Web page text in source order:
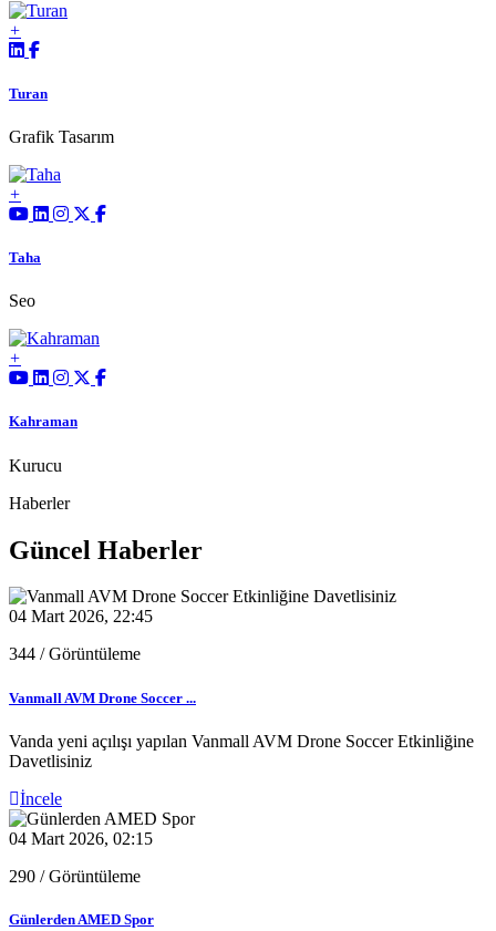
Turan
Grafik Tasarım
Taha
Seo
Kahraman
Kurucu
Haberler
Güncel Haberler
04 Mart 2026, 22:45
344 / Görüntüleme
Vanmall AVM Drone Soccer ...
Vanda yeni açılışı yapılan Vanmall AVM Drone Soccer Etkinliğine
Davetlisiniz
İncele
04 Mart 2026, 02:15
290 / Görüntüleme
Günlerden AMED Spor